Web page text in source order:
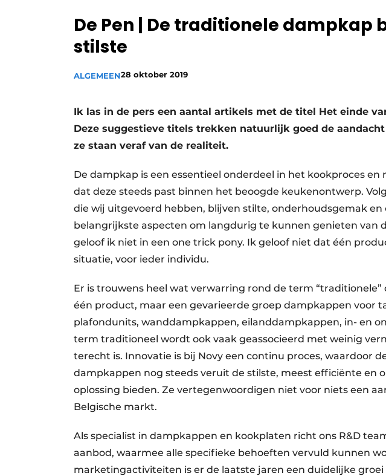
Privacy / Cookie statement
Vacature aanmelden
De Pen | De traditionele dampkap
stilste
ALGEMEEN28 oktober 2019
Ik las in de pers een aantal artikels met de titel Het einde
Deze suggestieve titels trekken natuurlijk goed de
ze staan veraf van de realiteit.
De dampkap is een essentieel onderdeel in het kookproces
dat deze steeds past binnen het beoogde keukenontwerp.
die wij uitgevoerd hebben, blijven stilte, onderhoudsgemak
belangrijkste aspecten om langdurig te kunnen genieten van
geloof ik niet in een one trick pony. Ik geloof niet dat één
situatie, voor ieder individu.
Er is trouwens heel wat verwarring rond de term
één product, maar een gevarieerde groep dampkappen voor
plafondunits, wanddampkappen, eilanddampkappen, in- en
term traditioneel wordt ook vaak geassocieerd met weinig
terecht is. Innovatie is bij Novy een continu proces, waardoor
dampkappen nog steeds veruit de stilste, meest efficiënte en
oplossing bieden. Ze vertegenwoordigen niet voor niets een
Belgische markt.
Als specialist in dampkappen en kookplaten richt ons R&D
aanbod, waarmee alle specifieke behoeften vervuld kunnen
marketingactiviteiten is er de laatste jaren een duidelijke